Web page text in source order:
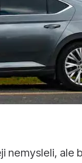
nemysleli, ale